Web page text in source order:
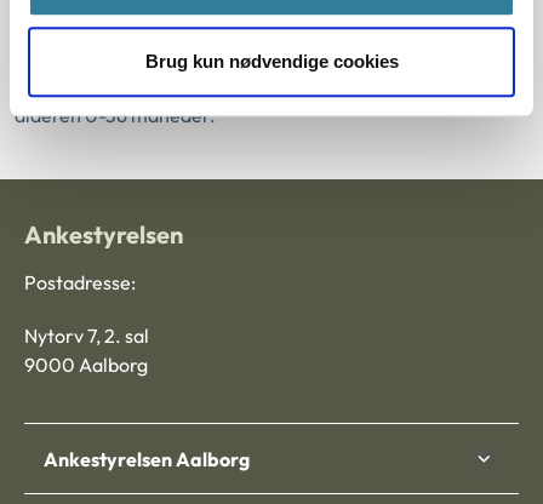
Brug kun nødvendige cookies
indgive ansøgning om godkendelse som adoptanter tidligst
februar 2008, hvor samlivet havde bestået i 2½ år. På det
alderen 0-36 måneder.
Ankestyrelsen
Postadresse:
Nytorv 7, 2. sal
9000 Aalborg
Ankestyrelsen Aalborg